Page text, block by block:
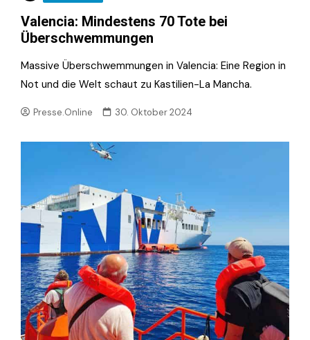
Valencia: Mindestens 70 Tote bei
Überschwemmungen
Massive Überschwemmungen in Valencia: Eine Region in
Not und die Welt schaut zu Kastilien-La Mancha.
Presse.Online 30. Oktober 2024